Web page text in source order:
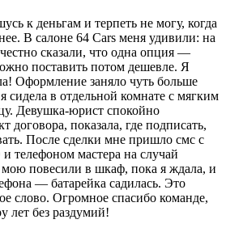
к деньгам и терпеть не могу, когда
В салоне 64 Cars меня удивили: на
сказали, что одна опция —
поставить потом дешевле. Я
Оформление заняло чуть больше
сидела в отдельной комнате с мягким
Девушка-юрист спокойно
договора, показала, где подписать,
После сделки мне пришло смс с
телефоном мастера на случай
повесили в шкаф, пока я ждала, и
— батарейка садилась. Это
слово. Огромное спасибо команде,
лет без раздумий!